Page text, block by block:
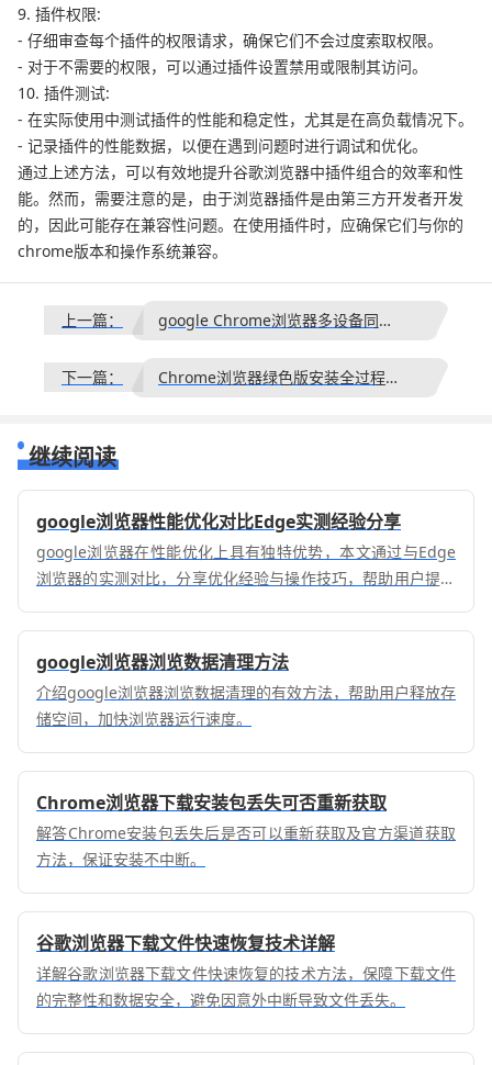
9. 插件权限:
- 仔细审查每个插件的权限请求，确保它们不会过度索取权限。
- 对于不需要的权限，可以通过插件设置禁用或限制其访问。
10. 插件测试:
- 在实际使用中测试插件的性能和稳定性，尤其是在高负载情况下。
- 记录插件的性能数据，以便在遇到问题时进行调试和优化。
通过上述方法，可以有效地提升谷歌浏览器中插件组合的效率和性
能。然而，需要注意的是，由于浏览器插件是由第三方开发者开发
的，因此可能存在兼容性问题。在使用插件时，应确保它们与你的
chrome版本和操作系统兼容。
上一篇： google Chrome浏览器多设备同步配置流程
下一篇： Chrome浏览器绿色版安装全过程详解
继续阅读
google浏览器性能优化对比Edge实测经验分享
google浏览器在性能优化上具有独特优势，本文通过与Edge
浏览器的实测对比，分享优化经验与操作技巧，帮助用户提升
google浏览器浏览数据清理方法
介绍google浏览器浏览数据清理的有效方法，帮助用户释放存
储空间，加快浏览器运行速度。
Chrome浏览器下载安装包丢失可否重新获取
解答Chrome安装包丢失后是否可以重新获取及官方渠道获取
方法，保证安装不中断。
谷歌浏览器下载文件快速恢复技术详解
详解谷歌浏览器下载文件快速恢复的技术方法，保障下载文件
的完整性和数据安全，避免因意外中断导致文件丢失。